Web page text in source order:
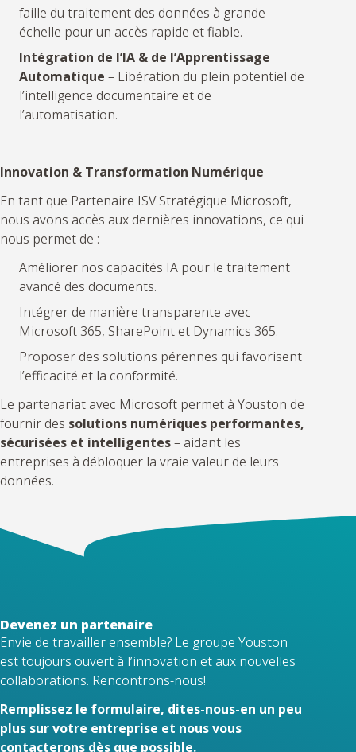
faille du traitement des données à grande
échelle pour un accès rapide et fiable.
Intégration de l’IA & de l’Apprentissage
Automatique – Libération du plein potentiel de
l’intelligence documentaire et de
l’automatisation.
Innovation & Transformation Numérique
En tant que Partenaire ISV Stratégique Microsoft,
nous avons accès aux dernières innovations, ce qui
nous permet de :
Améliorer nos capacités IA pour le traitement
avancé des documents.
Intégrer de manière transparente avec
Microsoft 365, SharePoint et Dynamics 365.
Proposer des solutions pérennes qui favorisent
l’efficacité et la conformité.
Le partenariat avec Microsoft permet à Youston de
fournir des solutions numériques performantes,
sécurisées et intelligentes– aidant les
entreprises à débloquer la vraie valeur de leurs
données.
Devenez un partenaire
Envie de travailler ensemble? Le groupe Youston
est toujours ouvert à l’innovation et aux nouvelles
collaborations. Rencontrons-nous!
Remplissez le formulaire, dites-nous-en un peu
plus sur votre entreprise et nous vous
contacterons dès que possible.